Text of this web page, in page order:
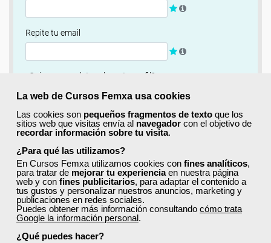
La web de Cursos Femxa usa cookies
Las cookies son pequeños fragmentos de texto que los
sitios web que visitas envía al navegador con el objetivo de
recordar información sobre tu visita.
¿Para qué las utilizamos?
En Cursos Femxa utilizamos cookies con fines analíticos,
para tratar de mejorar tu experienciaen nuestra página
web y con fines publicitarios, para adaptar el contenido a
tus gustos y personalizar nuestros anuncios, marketing y
publicaciones en redes sociales.
Puedes obtener más información consultando cómo trata
Google la información personal.
¿Qué puedes hacer?
Repite tu email
¿Quieres completar ahora tu perfil?
Si
No, completaré mi perfil más adelante
Newsletter
Si, quiero recibir información sobre cursos, ofertas
exclusivas y recursos para el aprendizaje.
Términos y condiciones
He leído y acepto la Política de Privacidad
Registrarse